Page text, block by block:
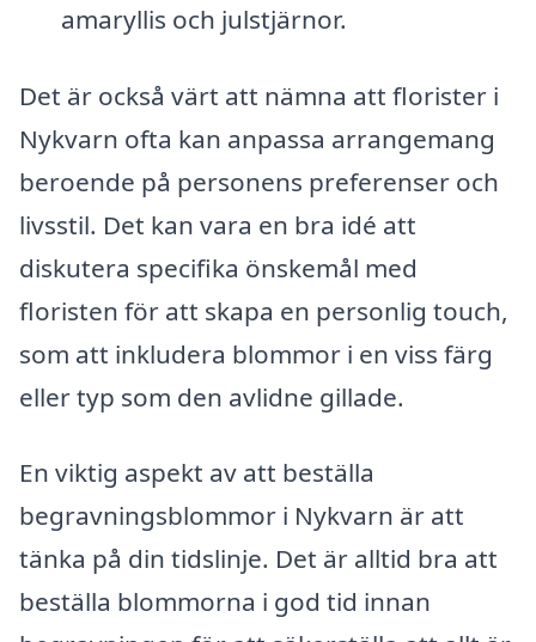
amaryllis och julstjärnor.
Det är också värt att nämna att florister i
Nykvarn ofta kan anpassa arrangemang
beroende på personens preferenser och
livsstil. Det kan vara en bra idé att
diskutera specifika önskemål med
floristen för att skapa en personlig touch,
som att inkludera blommor i en viss färg
eller typ som den avlidne gillade.
En viktig aspekt av att beställa
begravningsblommor i Nykvarn är att
tänka på din tidslinje. Det är alltid bra att
beställa blommorna i god tid innan